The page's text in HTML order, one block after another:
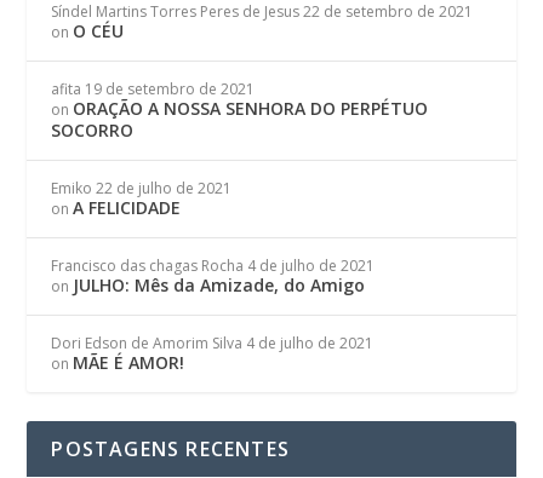
Síndel Martins Torres Peres de Jesus 22 de setembro de 2021
on O CÉU
afita 19 de setembro de 2021
on ORAÇÃO A NOSSA SENHORA DO PERPÉTUO
SOCORRO
Emiko 22 de julho de 2021
onA FELICIDADE
Francisco das chagas Rocha 4 de julho de 2021
on JULHO: Mês da Amizade, do Amigo
Dori Edson de Amorim Silva 4 de julho de 2021
on MÃE É AMOR!
POSTAGENS RECENTES